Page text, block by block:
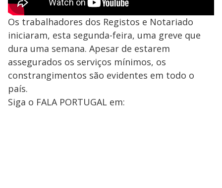
Os trabalhadores dos Registos e Notariado
iniciaram, esta segunda-feira, uma greve que
dura uma semana. Apesar de estarem
assegurados os serviços mínimos, os
constrangimentos são evidentes em todo o
país.
Siga o FALA PORTUGAL em: